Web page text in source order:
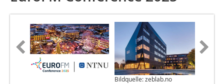
Bildquelle: zeblab.no